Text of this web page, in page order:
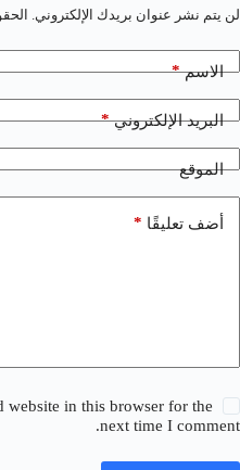
لن يتم نشر عنوان بريدك الإلكتروني.
الاسم*
البريد الإلكتروني*
الموقع
أضف تعليقًا *
website in this browser for the
next time I comment.